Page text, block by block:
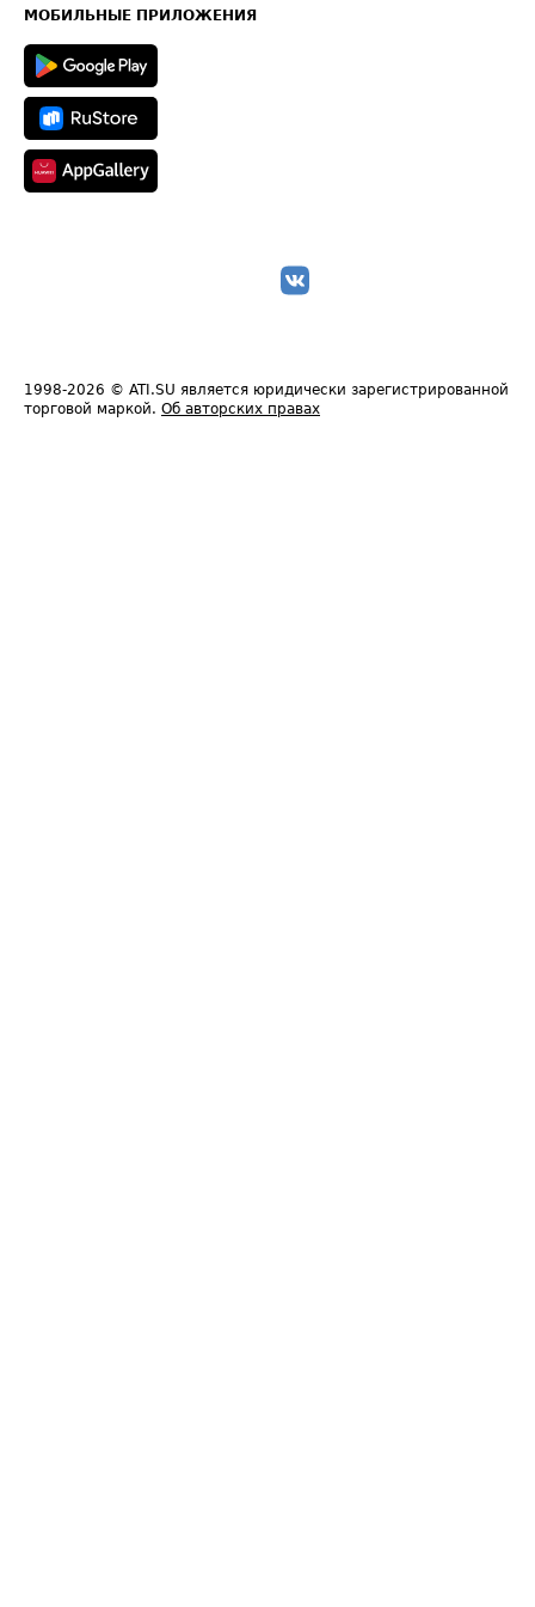
Техническая информация
МОБИЛЬНЫЕ ПРИЛОЖЕНИЯ
1998-2026 © ATI.SU является юридически зарегистрированной
торговой маркой. Об авторских правах